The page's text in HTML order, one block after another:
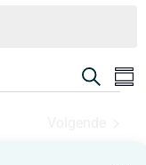
Zoeken
Zoeken